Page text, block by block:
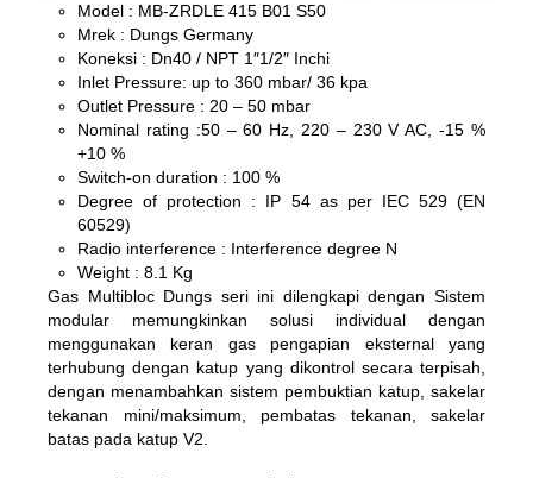
Model : MB-ZRDLE 415 B01 S50
Mrek : Dungs Germany
Koneksi : Dn40 / NPT 1″1/2″ Inchi
Inlet Pressure: up to 360 mbar/ 36 kpa
Outlet Pressure : 20 – 50 mbar
Nominal rating :50 – 60 Hz, 220 – 230 V AC, -15 %
+10 %
Switch-on duration : 100 %
Degree of protection : IP 54 as per IEC 529 (EN
60529)
Radio interference : Interference degree N
Weight : 8.1 Kg
Gas Multibloc Dungs seri ini dilengkapi dengan Sistem
modular memungkinkan solusi individual dengan
menggunakan keran gas pengapian eksternal yang
terhubung dengan katup yang dikontrol secara terpisah,
dengan menambahkan sistem pembuktian katup, sakelar
tekanan mini/maksimum, pembatas tekanan, sakelar
batas pada katup V2.